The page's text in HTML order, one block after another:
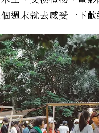
週末就去感受一下歡